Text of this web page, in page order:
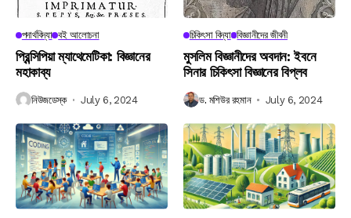
পদার্থবিদ্যা বই আলোচনা
প্রিন্সিপিয়া ম্যাথেমেটিকা: বিজ্ঞানের
মহাকাব্য
নিউজডেস্ক July 6, 2024
চিকিৎসা বিদ্যা বিজ্ঞানীদের জীবনী
মুসলিম বিজ্ঞানীদের অবদান: ইবনে
সিনার চিকিৎসা বিজ্ঞানের বিপ্লব
ড. মশিউর রহমান July 6, 2024